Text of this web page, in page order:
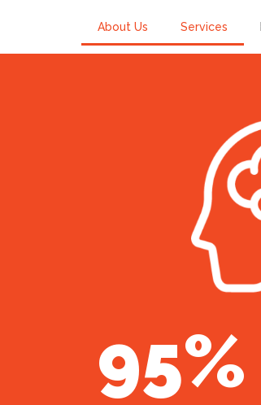
About Us Services
95%